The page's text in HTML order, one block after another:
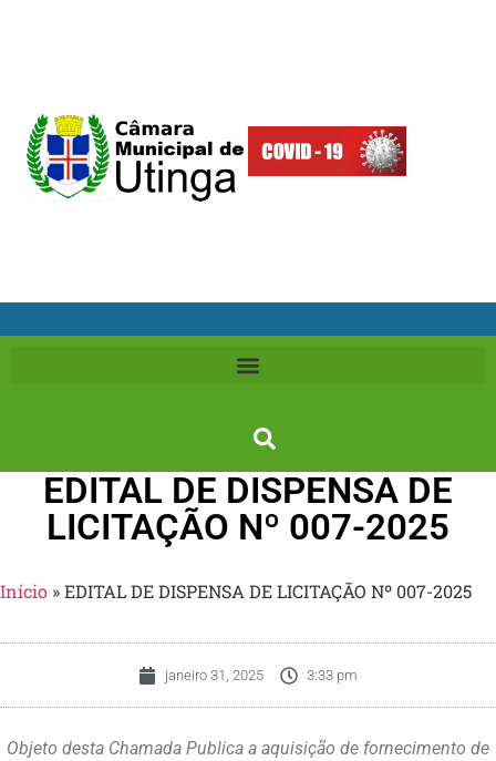
EDITAL DE DISPENSA DE
LICITAÇÃO Nº 007-2025
Início »EDITAL DE DISPENSA DE LICITAÇÃO Nº 007-2025
janeiro 31, 2025 3:33 pm
Objeto desta Chamada Publica a aquisição de fornecimento de